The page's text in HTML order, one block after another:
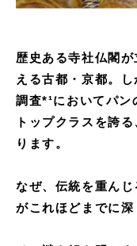
歴史ある寺社仏閣
える古都・京都。
調査*¹においてパン
トップクラスを誇
ります。
なぜ、伝統を重ん
がこれほどまでに深